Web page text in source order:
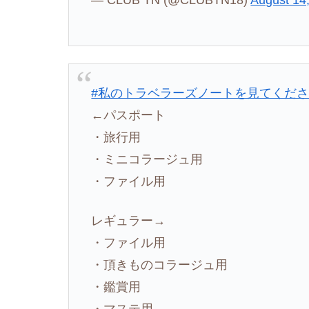
#私のトラベラーズノートを見てくだ
←パスポート
・旅行用
・ミニコラージュ用
・ファイル用
レギュラー→
・ファイル用
・頂きものコラージュ用
・鑑賞用